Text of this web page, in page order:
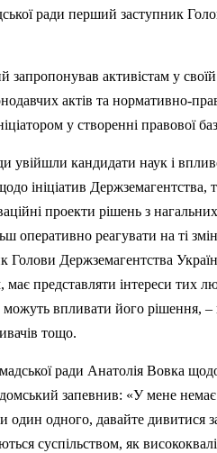
ради перший заступник
запропонував активістам у своїй
актів та нормативно-
у створенні правової
увійшли кандидати наук і
ініціатив Держземагентства,
проекти рішень з
оперативно реагувати на ті
Голови Держземагентства
має представляти інтереси тих
можуть впливати його рішення, –
тощо.
ради Анатолія Вовка
запевнив: «У мене нема
один одного, давайте дивитися
суспільством, як